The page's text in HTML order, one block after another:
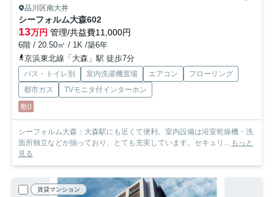
品川区南大井
シーフォルム大森602
13万円 管理/共益費11,000円
6階 / 20.50㎡ / 1K /築6年
京浜東北線「大森」駅 徒歩7分
バス・トイレ別 室内洗濯機置場 エアコン
フローリング
都市ガス
TVモニタ付インターホン
敷0
シーフォルム大森：大森駅にも近くて便利。室内設備は浴室乾燥機・洗
面所独立などが揃っており、とても充実しています。セキュリ...
もっと
見る
賃貸マンション